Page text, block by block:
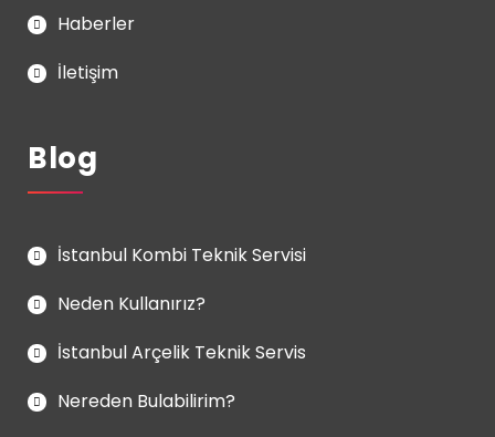
Haberler
İletişim
Blog
İstanbul Kombi Teknik Servisi
Neden Kullanırız?
İstanbul Arçelik Teknik Servis
Nereden Bulabilirim?